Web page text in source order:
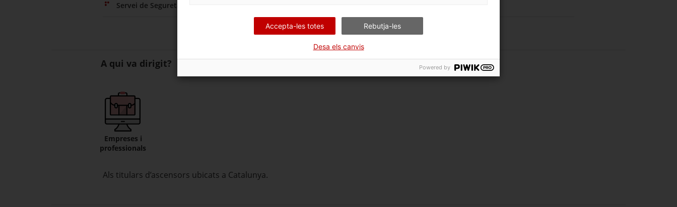
Servei de Seguretat d'Instal·lacions
A qui va dirigit?
Empreses i
professionals
Als titulars d’ascensors ubicats a Catalunya.
Accepta-les totes Rebutja-les
Desa els canvis
Powered by